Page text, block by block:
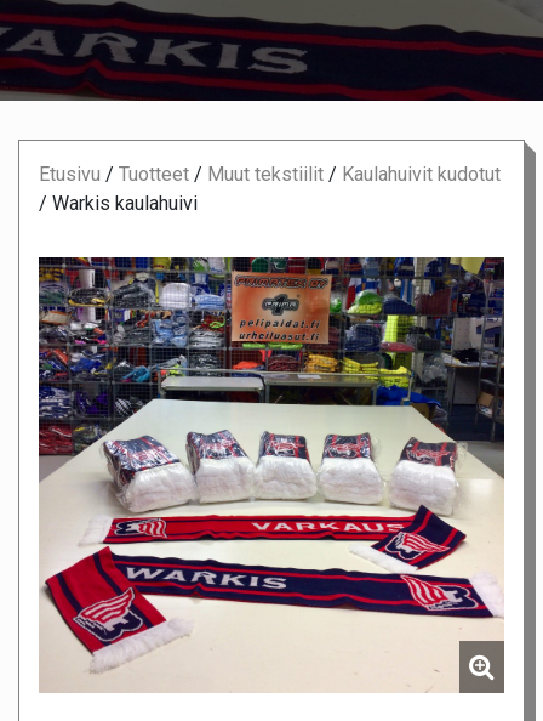
Etusivu / Tuotteet / Muut tekstiilit / Kaulahuivit kudotut
/ Warkis kaulahuivi